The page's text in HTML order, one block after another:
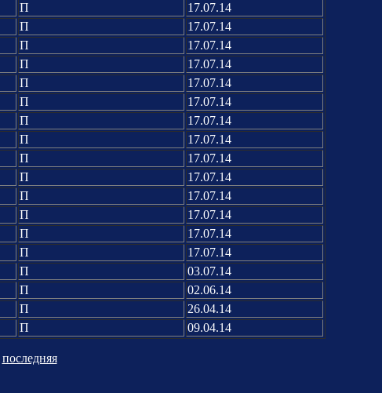
П
17.07.14
П
17.07.14
П
17.07.14
П
17.07.14
П
17.07.14
П
17.07.14
П
17.07.14
П
17.07.14
П
17.07.14
П
17.07.14
П
17.07.14
П
17.07.14
П
17.07.14
П
17.07.14
П
03.07.14
П
02.06.14
П
26.04.14
П 09.04.14
последняя